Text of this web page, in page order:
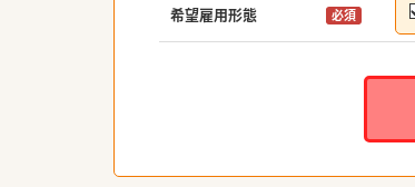
希望雇用形態 必須